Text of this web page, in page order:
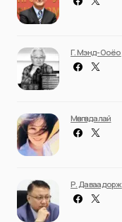
Г. Мэнд-Ооёо
Мөнгөндалай
Р. Даваадорж